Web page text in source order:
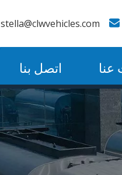
stella@clwvehicles.com
اتصل بنا عنا